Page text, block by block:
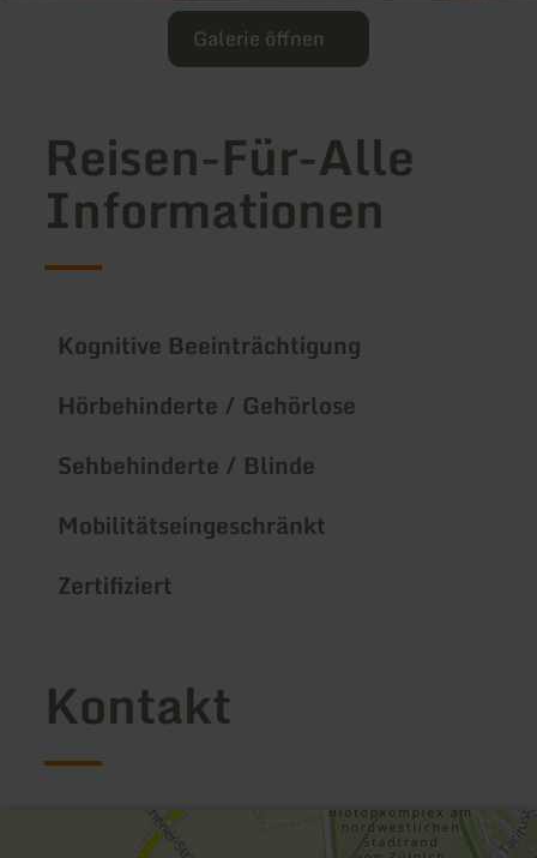
Galerie öffnen
Reisen-Für-Alle
Informationen
Kognitive Beeinträchtigung
Hörbehinderte / Gehörlose
Sehbehinderte / Blinde
Mobilitätseingeschränkt
Zertifiziert
Kontakt